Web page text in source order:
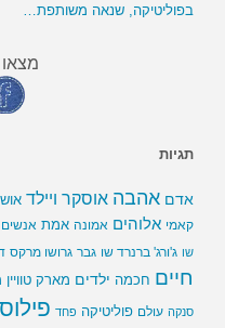
בפוליטיקה, שנאה משותפת…
מצאו
תגיות
אדם אהבה אוסקר ויילד
קאמי אלוהים אמונה אמת אנשים
שו ג'ורג' ברנרד שו גבר גרושו מרקס
חיים חכמה ילדים מארק טוויין
סנקה עולם פוליטיקה פחד